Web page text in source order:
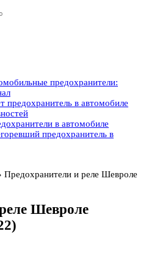
предохранители:
предохранитель в автомобиле
в автомобиле
предохранитель в
Предохранители и реле Шевроле
Шевроле